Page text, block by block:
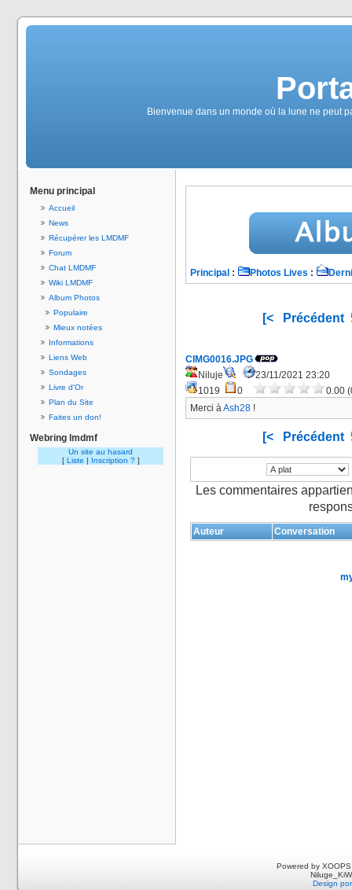
Bienvenue dans un monde où la lune ne peut
Menu principal
Accueil
News
Récupérer les LMDMF
Forum
Chat LMDMF
Wiki LMDMF
Album Photos
Populaire
Mieux notées
Informations
Liens Web
Sondages
Livre d'Or
Plan du Site
Faites un don!
Webring lmdmf
Un site au hasard
[ Liste | Inscription ? ]
Principal : Photos Lives :
[< Précédent
CIMG0016.JPG
Niluje
23/11/2021 23:20
1019
0
0.00
Merci àAsh28 !
[< Précédent
Les commentaires
Auteur Conversation
Powered by
Design